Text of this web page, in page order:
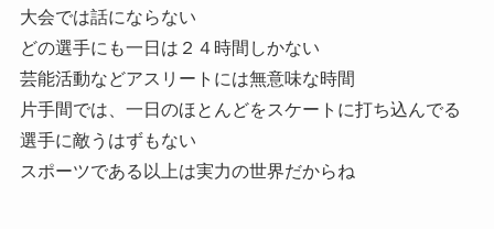
大会では話にならない
どの選手にも一日は２４時間しかない
芸能活動などアスリートには無意味な時間
片手間では、一日のほとんどをスケートに打ち込んでる
選手に敵うはずもない
スポーツである以上は実力の世界だからね